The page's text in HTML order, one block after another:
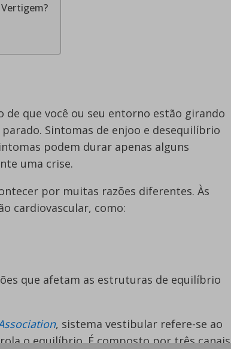
que você ou seu entorno estão girando
Sintomas de enjoo e desequilíbrio
podem durar apenas alguns
uma crise.
por muitas razões diferentes. Às
cardiovascular, como:
que afetam as estruturas de equilíbrio
, sistema vestibular refere-se ao
o equilíbrio. É composto por três canais